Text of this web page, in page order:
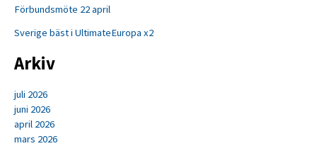
Förbundsmöte 22 april
Sverige bäst i UltimateEuropa x2
Arkiv
juli 2026
juni 2026
april 2026
mars 2026